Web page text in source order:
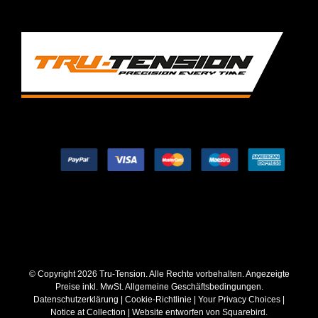
© Copyright2026 Tru-Tension. Alle Rechte vorbehalten. Angezeigte
Preise inkl. MwSt.Allgemeine Geschäftsbedingungen.
Datenschutzerklärung | Cookie-Richtlinie | Your Privacy Choices |
Notice at Collection | Website entworfen von Squarebird.